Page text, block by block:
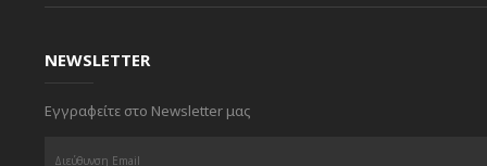
NEWSLETTER
Εγγραφείτε στο Newsletter μας